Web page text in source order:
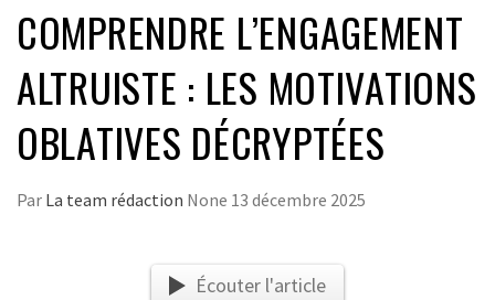
COMPRENDRE L’ENGAGEMENT
ALTRUISTE : LES MOTIVATIONS
OBLATIVES DÉCRYPTÉES
Par La team rédaction None 13 décembre 2025
Écouter l'article